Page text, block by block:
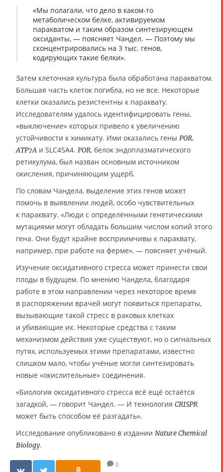
«Мы полагали, что дело в каком-то
метаболическом белке, активируемом
паракватом и таким образом синтезирующем
оксиданты, — поясняет Чандел. — Поэтому мы
сконцентрировались на 3 тыс. генов,
кодирующих такие белки».
Затем клеточная культура была обработана паракватом.
Большая часть клеток погибла, но не все. Некоторые
клетки оказались резистентны к параквату.
Исследователям удалось идентифицировать гены,
«выключение» которых привело к увеличению
устойчивости к химикату. Ими оказались гены POR,
ATP7A и SLC45A4. POR, белок эндоплазматического
ретикулума, был назван основным источником
окисления, причиняющим ущерб.
По словам Чандела, выделение этих генов может
помочь в выявлении людей, особо чувствительных
к параквату. «Люди с определёнными генетическими
мутациями могут обладать большим числом копий этого
гена. Они будут крайне восприимчивы к параквату,
например, при работе на ферме», — поясняет учёный.
Изучение оксидативного стресса может принести свои
плоды в будущем. По мнению Чандела, благодаря
работе в этом направлении через некоторое время
в распоряжении врачей могут появиться препараты,
вызывающие такой стресс в раковых клетках
и убивающие их. Некоторые средства с таким
механизмом действия уже существуют, но о сигнальных
путях, используемых этими препаратами, известно
слишком мало, чтобы учёные могли синтезировать
новые «окислительные» соединения.
«Биология оксидативного стресса всё ещё остаётся
загадкой, — говорит Чандел. — И технология CRISPR
может быть способом её разгадать».
Исследование опубликовано в издании Nature Chemical
Biology.
0